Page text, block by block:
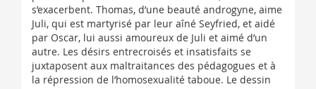
s’exacerbent. Thomas, d’une beauté androgyne, aime
Juli, qui est martyrisé par leur aîné Seyfried, et aidé
par Oscar, lui aussi amoureux de Juli et aimé d’un
autre. Les désirs entrecroisés et insatisfaits se
juxtaposent aux maltraitances des pédagogues et à
la répression de l’homosexualité taboue. Le dessin